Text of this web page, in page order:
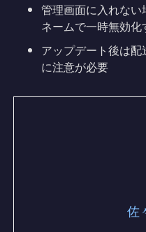
管理画面に入れない
ネームで一時無効化
アップデート後は
に注意が必要
佐